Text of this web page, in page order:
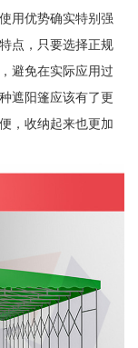
用优势确实特别强
点，只要选择正规
避免在实际应用过
遮阳篷应该有了更
，收纳起来也更加